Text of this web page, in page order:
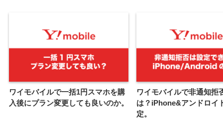
ワイモバイルで一括1円スマホを購
入後にプラン変更しても良いのか。
ワイモバイルで非通知拒
は？iPhone&アンドロイ
定。